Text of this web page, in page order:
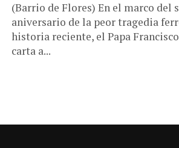
(Barrio de Flores) En el marco del
aniversario de la peor tragedia
historia reciente, el Papa
carta a...